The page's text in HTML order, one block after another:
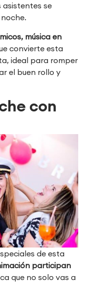
se
música en
convierte esta
ideal para romper
el buen rollo y
con
de esta
participan
que no solo vas a